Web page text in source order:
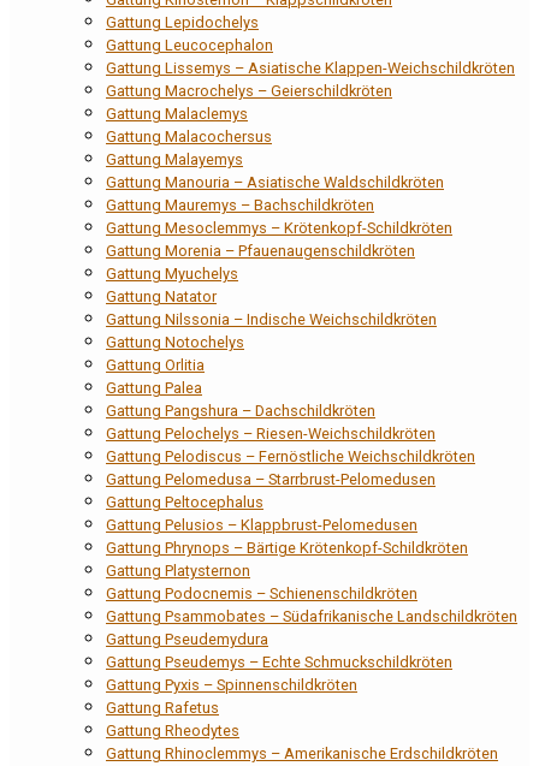
Gattung Lepidochelys
Gattung Leucocephalon
Gattung Lissemys – Asiatische Klappen-Weichschildkröten
Gattung Macrochelys – Geierschildkröten
Gattung Malaclemys
Gattung Malacochersus
Gattung Malayemys
Gattung Manouria – Asiatische Waldschildkröten
Gattung Mauremys – Bachschildkröten
Gattung Mesoclemmys – Krötenkopf-Schildkröten
Gattung Morenia – Pfauenaugenschildkröten
Gattung Myuchelys
Gattung Natator
Gattung Nilssonia – Indische Weichschildkröten
Gattung Notochelys
Gattung Orlitia
Gattung Palea
Gattung Pangshura – Dachschildkröten
Gattung Pelochelys – Riesen-Weichschildkröten
Gattung Pelodiscus – Fernöstliche Weichschildkröten
Gattung Pelomedusa – Starrbrust-Pelomedusen
Gattung Peltocephalus
Gattung Pelusios – Klappbrust-Pelomedusen
Gattung Phrynops – Bärtige Krötenkopf-Schildkröten
Gattung Platysternon
Gattung Podocnemis – Schienenschildkröten
Gattung Psammobates – Südafrikanische Landschildkröten
Gattung Pseudemydura
Gattung Pseudemys – Echte Schmuckschildkröten
Gattung Pyxis – Spinnenschildkröten
Gattung Rafetus
Gattung Rheodytes
Gattung Rhinoclemmys – Amerikanische Erdschildkröten